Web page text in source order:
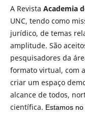
A Revista Academia
UNC, tendo como
jurídico, de temas
amplitude. São
pesquisadores da
formato virtual, com
criar um espaço
alcance de todos,
científica. Estamos no